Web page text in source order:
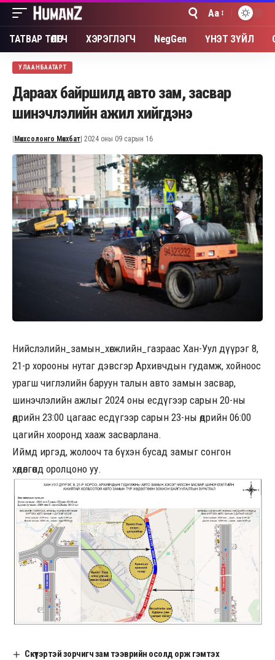
Font
Resizer
Aa
ТАТВАР ТӨЛӨГЧ ХЭРЭГЛЭГЧ NegGen ҮНЭТ ЗҮЙЛ
УЛААНБААТАРТ
Дараах байршилд авто зам, засвар
шинэчлэлийн ажил хийгдэнэ
Мөнхсолонго Мөнхбат | 2024 оны 09 сарын 16
Нийслэлийн_замын_хөгжлийн_газраас Хан-Уул дүүрэг 8,
21-р хорооны нутаг дэвсгэр Архивчдын гудамж, хойноос
урагш чиглэлийн баруун талын авто замын засвар,
шинэчлэлийн ажлыг 2024 оны есдүгээр сарын 20-ны
өдрийн 23:00 цагаас есдүгээр сарын 23-ны өдрийн 06:00
цагийн хооронд хааж засварлана.
Иймд иргэд, жолооч та бүхэн бусад замыг сонгон
хөдөлгөөнд оролцоно уу.
Скүүтэртэй зорчигч зам тээврийн осолд орж гэмтэх